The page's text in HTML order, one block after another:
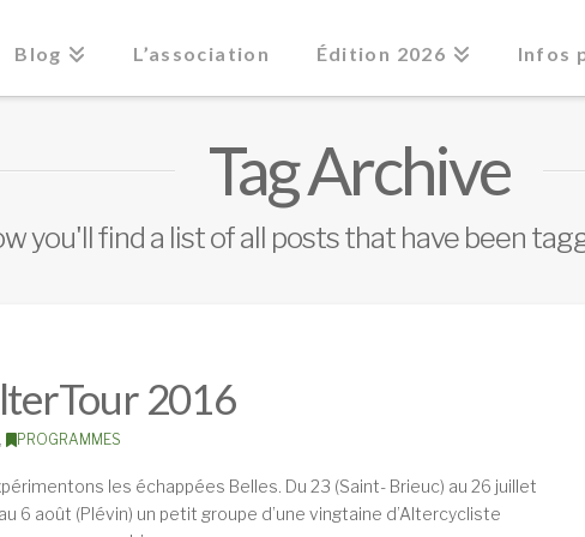
Blog L’association Édition 2026 Infos
Tag Archive
you'll find a list of all posts that have been
2016
, PROGRAMMES
les échappées Belles. Du 23 (Saint- Brieuc) au 26 juillet
6 août (Plévin) un petit groupe d’une vingtaine d’Altercycliste